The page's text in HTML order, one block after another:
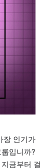
장 인기가
입니까?
금부터 걸